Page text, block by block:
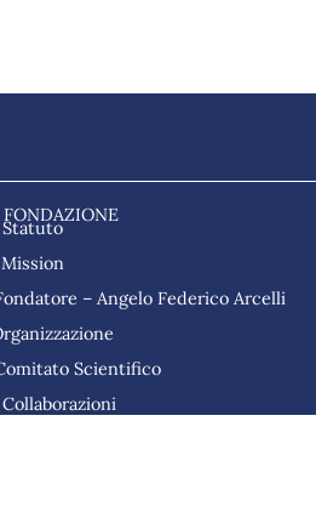
FONDAZIONE
Statuto
– Angelo Federico Arcelli
Scientifico